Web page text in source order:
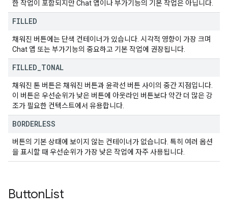
한 작업이 포함되지만 Chat 앱이나 부가기능의 기본 작업은 아닙니다.
FILLED
채워진 버튼에는 단색 컨테이너가 있습니다. 시각적 영향이 가장 크며
Chat 앱 또는 부가기능의 중요하고 기본 작업에 권장됩니다.
FILLED TONAL
채워진 톤 버튼은 채워진 버튼과 윤곽선 버튼 사이의 중간 지점입니다.
이 버튼은 우선순위가 낮은 버튼에 아웃라인 버튼보다 약간 더 많은 강
조가 필요한 컨텍스트에서 유용합니다.
BORDERLESS
버튼의 기본 상태에 보이지 않는 컨테이너가 없습니다. 특히 여러 옵션
을 표시할 때 우선순위가 가장 낮은 작업에 자주 사용됩니다.
ButtonList